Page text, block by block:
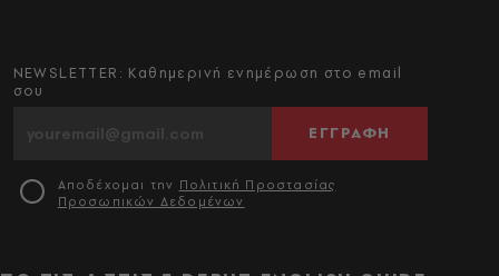
NEWSLETTER: Καθημερινή ενημέρωση στο email
σου
ΕΓΓΡΑΦΗ
Αποδέχομαι την Πολιτική Προστασίας
Προσωπικών Δεδομένων